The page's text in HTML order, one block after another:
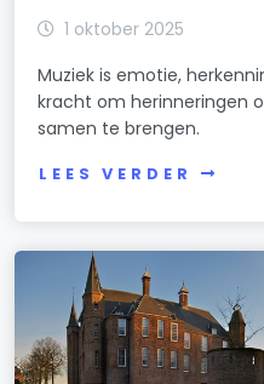
1 oktober 2025
Muziek is emotie,
kracht om herinneringen
samen te brengen.
LEES VERDER